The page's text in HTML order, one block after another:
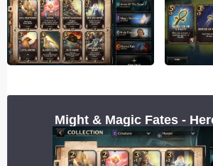
Might & Magic Fates -